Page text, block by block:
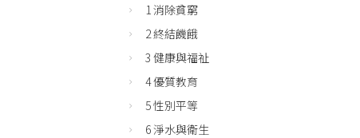
1 消除貧窮
2 終結饑餓
3 健康與福祉
4 優質教育
5 性別平等
6 淨水與衛生